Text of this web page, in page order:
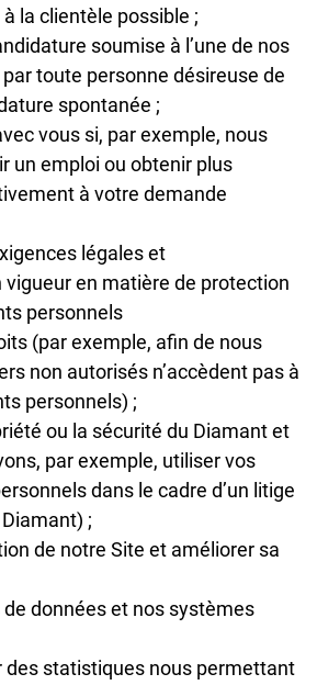
la clientèle possible ;
soumise à l’une de nos
toute personne désireuse de
spontanée ;
vous si, par exemple, nous
un emploi ou obtenir plus
à votre demande
légales et
en matière de protection
personnels
(par exemple, afin de nous
non autorisés n’accèdent pas à
personnels) ;
ou la sécurité du Diamant et
par exemple, utiliser vos
dans le cadre d’un litige
;
de notre Site et améliorer sa
données et nos systèmes
des statistiques nous permettant